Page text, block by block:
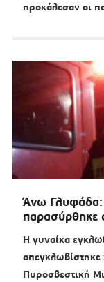
προκάλεσαν οι
Άνω Γλυφάδα:
παρασύρθηκε
Η γυναίκα
απεγκλωβίστηκε
Πυροσβεστική